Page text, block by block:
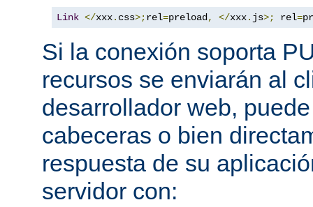
Link </xxx. css>;rel=preload, </xxx. js>; rel=
Si la conexión soporta
recursos se enviarán al
desarrollador web,
cabeceras o bien
respuesta de su
servidor con: